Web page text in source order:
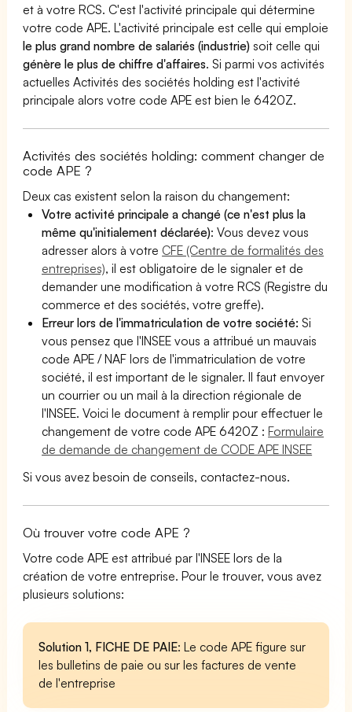
et à votre RCS. C'est l'activité principale qui détermine
votre code APE. L'activité principale est celle qui emploie
le plus grand nombre de salariés (industrie) soit celle qui
génère le plus de chiffre d'affaires. Si parmi vos activités
actuelles Activités des sociétés holding est l'activité
principale alors votre code APE est bien le 6420Z.
Activités des sociétés holding: comment changer de
code APE ?
Deux cas existent selon la raison du changement:
Votre activité principale a changé (ce n'est plus la
même qu'initialement déclarée): Vous devez vous
adresser alors à votre CFE (Centre de formalités des
entreprises), il est obligatoire de le signaler et de
demander une modification à votre RCS (Registre du
commerce et des sociétés, votre greffe).
Erreur lors de l'immatriculation de votre société:Si
vous pensez que l'INSEE vous a attribué un mauvais
code APE / NAF lors de l'immatriculation de votre
société, il est important de le signaler. Il faut envoyer
un courrier ou un mail à la direction régionale de
l'INSEE. Voici le document à remplir pour effectuer le
changement de votre code APE 6420Z :Formulaire
de demande de changement de CODE APE INSEE
Si vous avez besoin de conseils, contactez-nous.
Où trouver votre code APE ?
Votre code APE est attribué par l'INSEE lors de la
création de votre entreprise. Pour le trouver, vous avez
plusieurs solutions:
Solution 1, FICHE DE PAIE: Le code APE figure sur
les bulletins de paie ou sur les factures de vente
de l'entreprise